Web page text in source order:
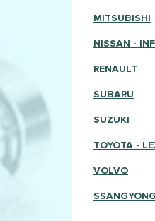
MITSUBISHI
NISSAN -
RENAULT
SUBARU
SUZUKI
TOYOTA -
VOLVO
SSANGYONG